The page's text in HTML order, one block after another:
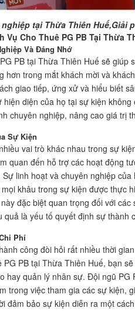
tại Thừa Thiên Huế,Giải
Vụ Cho Thuê PG PB Tại Thừa
Và Đáng Nhớ
PB tại Thừa Thiên Huế sẽ giúp
hơn trong mắt khách mời và
giao tiếp, ứng xử và hiểu biết
diện của họ tại sự kiện
chuyên nghiệp, nâng cao giá trị
Sự Kiện
vai trò khác nhau trong sự
quan đến hỗ trợ các hoạt động
linh hoạt và chuyên nghiệp
khâu trong sự kiện được thực
đặc biệt quan trọng đối với các
quả là yếu tố quyết định sự thành
Phí
công đòi hỏi rất nhiều thời
PG PB tại Thừa Thiên Huế, bạn
hay quản lý nhân sự. Đội ngũ PG
trong việc tham gia các sự kiện,
đảm bảo sự kiện diễn ra một